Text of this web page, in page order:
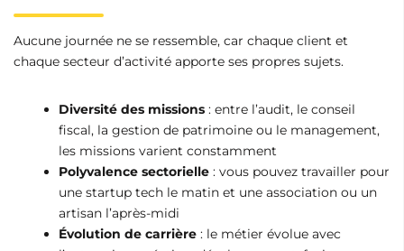
Aucune journée ne se ressemble, car chaque client et
chaque secteur d’activité apporte ses propres sujets.
Diversité des missions : entre l’audit, le conseil
fiscal, la gestion de patrimoine ou le management,
les missions varient constamment
Polyvalence sectorielle : vous pouvez travailler pour
une startup tech le matin et une association ou un
artisan l’après-midi
Évolution de carrière : le métier évolue avec